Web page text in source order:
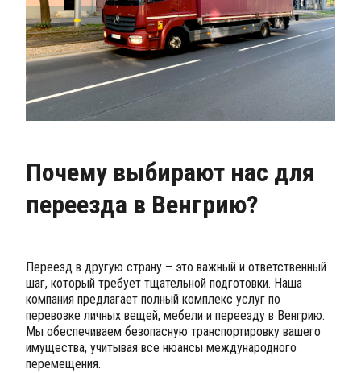
Почему выбирают нас для
переезда в Венгрию?
Переезд в другую страну – это важный и ответственный
шаг, который требует тщательной подготовки. Наша
компания предлагает полный комплекс услуг по
перевозке личных вещей, мебели и переезду в Венгрию.
Мы обеспечиваем безопасную транспортировку вашего
имущества, учитывая все нюансы международного
перемещения.